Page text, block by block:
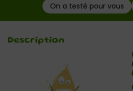
On a testé pour vous
Description